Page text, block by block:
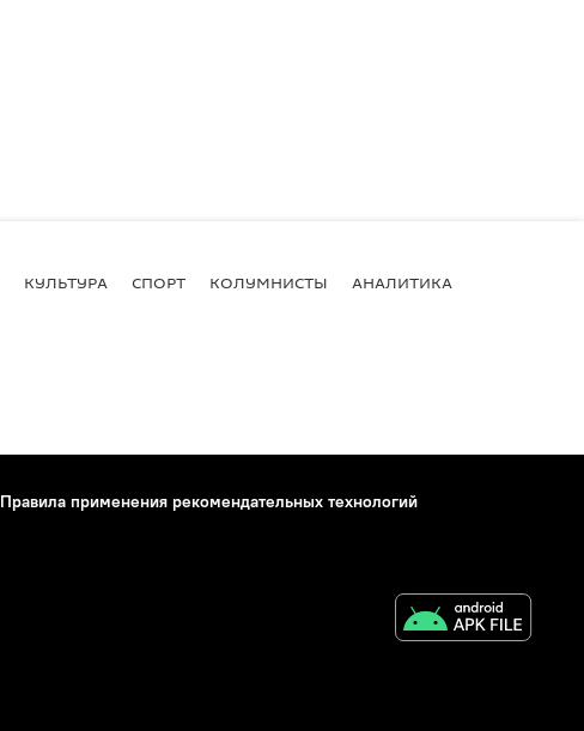
КУЛЬТУРА СПОРТ КОЛУМНИСТЫ АНАЛИТИКА
Правила применения рекомендательных технологий